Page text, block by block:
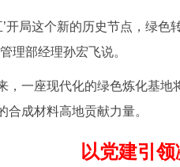
局这个新的历史节点，绿色
理部经理孙宏飞说。
一座现代化的绿色炼化基地
合成材料高地贡献力量。
以党建引